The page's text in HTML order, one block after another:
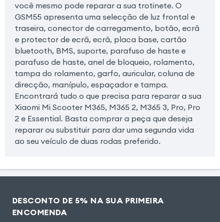
você mesmo pode reparar a sua trotinete. O
GSM55 apresenta uma selecção de luz frontal e
traseira, conector de carregamento, botão, ecrã
e protector de ecrã, ecrã, placa base, cartão
bluetooth, BMS, suporte, parafuso de haste e
parafuso de haste, anel de bloqueio, rolamento,
tampa do rolamento, garfo, auricular, coluna de
direcção, manípulo, espaçador e tampa.
Encontrará tudo o que precisa para reparar a sua
Xiaomi Mi Scooter M365, M365 2, M365 3, Pro, Pro
2 e Essential. Basta comprar a peça que deseja
reparar ou substituir para dar uma segunda vida
ao seu veículo de duas rodas preferido.
DESCONTO DE 5% NA SUA PRIMEIRA
ENCOMENDA